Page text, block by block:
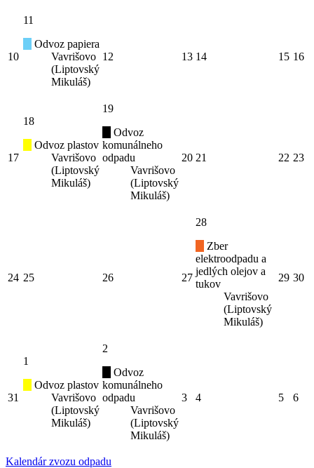
10
11
Odvoz papiera
Vavrišovo
(Liptovský
Mikuláš)
12 13 14 15 16
17
18
Odvoz plastov
Vavrišovo
(Liptovský
Mikuláš)
19
Odvoz
komunálneho
odpadu
Vavrišovo
(Liptovský
Mikuláš)
20 21 22 23
24 25 26 27
28
Zber
elektroodpadu a
jedlých olejov a
tukov
Vavrišovo
(Liptovský
Mikuláš)
29 30
31
1
Odvoz plastov
Vavrišovo
(Liptovský
Mikuláš)
2
Odvoz
komunálneho
odpadu
Vavrišovo
(Liptovský
Mikuláš)
3 4 5 6
Kalendár zvozu odpadu